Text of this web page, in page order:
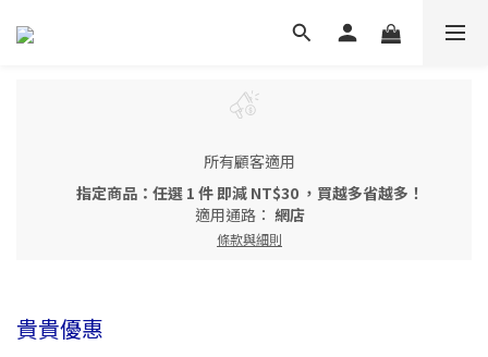
所有顧客適用
指定商品：任選 1 件 即減 NT$30 ，買越多省越多！
適用通路： 網店
條款與細則
貴貴優惠